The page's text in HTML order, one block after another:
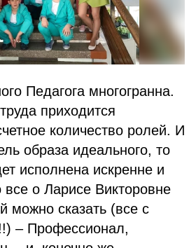
Педагога многогранна.
приходится
количество ролей. И
образа идеального, то
исполнена искренне и
все о Ларисе Викторовне
можно сказать (все с
– Профессионал,